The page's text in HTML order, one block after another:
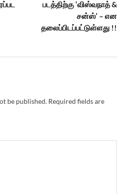
படத்திற்கு ‘விஸ்வநாத் &
சன்ஸ்’ – என
தலைப்பிடப்பட்டுள்ளது !!
be published. Required fields are